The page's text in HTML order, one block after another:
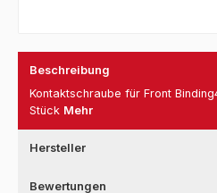
Beschreibung
Kontaktschraube für Front
Stück Mehr
Hersteller
Bewertungen